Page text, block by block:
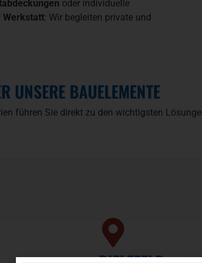
oder individuelle
Werkstatt: Wir begleiten private und
UNSERE BAUELEMENTE
führen Sie direkt zu den wichtigsten